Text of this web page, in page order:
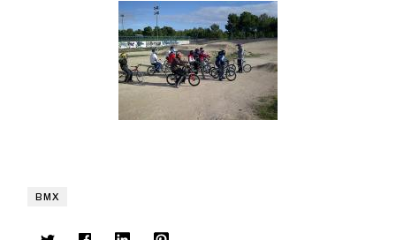
BMX